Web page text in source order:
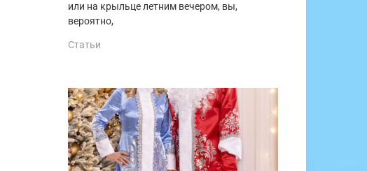
или на крыльце летним вечером, вы,
вероятно,
Статьи